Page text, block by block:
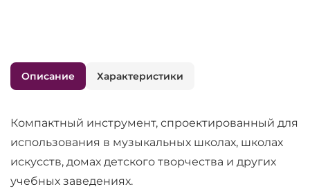
Описание Характеристики
Компактный инструмент, спроектированный для
использования в музыкальных школах, школах
искусств, домах детского творчества и других
учебных заведениях.